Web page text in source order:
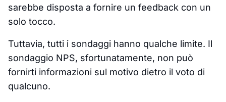
sarebbe disposta a fornire un feedback con un
solo tocco.
Tuttavia, tutti i sondaggi hanno qualche limite. Il
sondaggio NPS, sfortunatamente, non può
fornirti informazioni sul motivo dietro il voto di
qualcuno.